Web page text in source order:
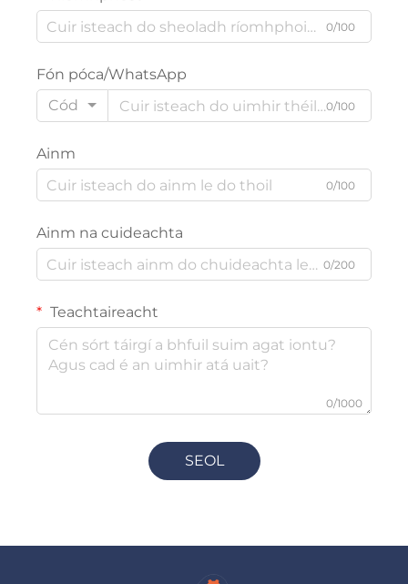
0/100
Fón póca/WhatsApp
Cód
0/100
Ainm
0/100
Ainm na cuideachta
0/200
Teachtaireacht
0/1000
SEOL